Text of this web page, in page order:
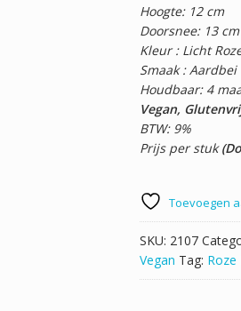
Hoogte: 12 cm
Doorsnee: 13 cm
Kleur : Licht
Smaak : Aardbei
Houdbaar: 4
Vegan,
BTW: 9%
Prijs per stuk
Toevoegen
SKU: 2107
Vegan Tag: Roze